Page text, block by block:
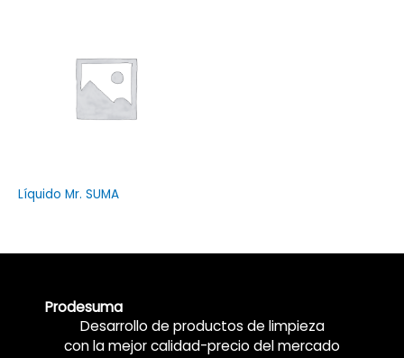
Líquido Mr. SUMA
Prodesuma
Desarrollo de productos de limpieza
con la mejor calidad-precio del mercado